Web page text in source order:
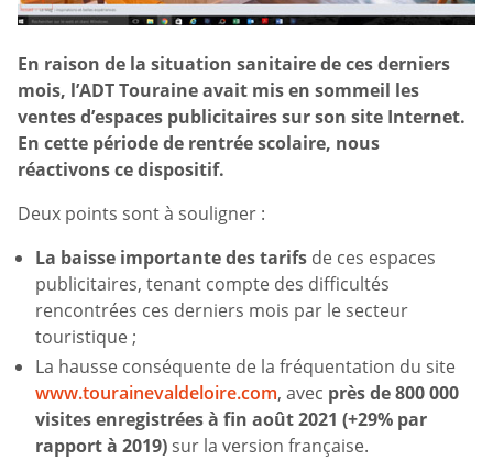
En raison de la situation sanitaire de ces derniers
mois, l’ADT Touraine avait mis en sommeil les
ventes d’espaces publicitaires sur son site Internet.
En cette période de rentrée scolaire, nous
réactivons ce dispositif.
Deux points sont à souligner :
La baisse importante des tarifs de ces espaces
publicitaires, tenant compte des difficultés
rencontrées ces derniers mois par le secteur
touristique ;
La hausse conséquente de la fréquentation du site
www.tourainevaldeloire.com, avec près de 800 000
visites enregistrées à fin août 2021 (+29% par
rapport à 2019) sur la version française.